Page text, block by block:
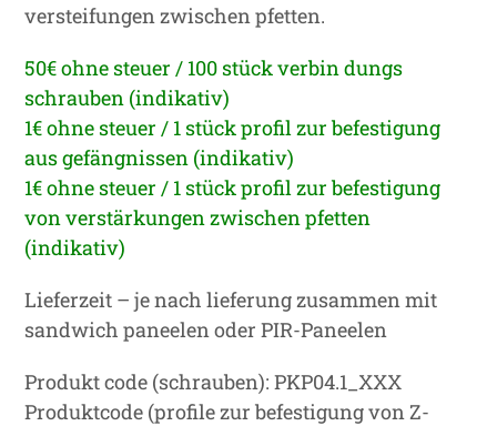
versteifungen zwischen pfetten.
50€ ohne steuer / 100 stück verbin dungs
schrauben (indikativ)
1€ ohne steuer / 1 stück profil zur befestigung
aus gefängnissen (indikativ)
1€ ohne steuer / 1 stück profil zur befestigung
von verstärkungen zwischen pfetten
(indikativ)
Lieferzeit – je nach lieferung zusammen mit
sandwich paneelen oder PIR-Paneelen
Produkt code (schrauben): PKP04.1_XXX
Produktcode (profile zur befestigung von Z-